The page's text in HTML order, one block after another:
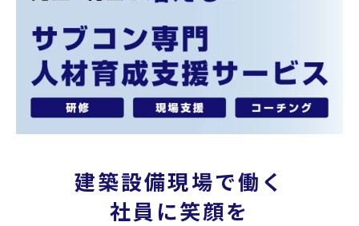
建築設備現場で働く
社員に笑顔を